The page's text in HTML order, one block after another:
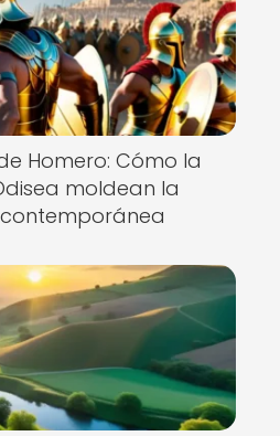
Homero: Cómo la
moldean la